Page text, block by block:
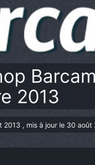
2013
2013 , mis à jour le 30